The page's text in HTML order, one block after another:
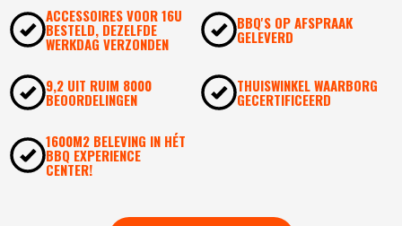
ACCESSOIRES VOOR 16U
BESTELD, DEZELFDE
WERKDAG VERZONDEN
BBQ'S OP AFSPRAAK
GELEVERD
9,2 UIT RUIM 8000
BEOORDELINGEN
THUISWINKEL WAARBORG
GECERTIFICEERD
1600M2 BELEVING IN HÉT
BBQ EXPERIENCE
CENTER!